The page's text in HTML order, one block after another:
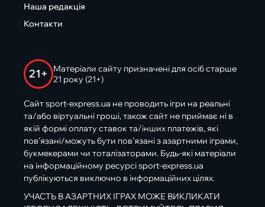
Наша редакція
Контакти
21+
Матеріали сайту призначені для осіб старше
21 року (21+)
Сайт sport-express.ua не проводить ігри на реальні
та/або віртуальні гроші, також сайт не приймає ні в
якій формі оплату ставок та/інших платежів, які
пов’язані/можуть бути пов’язані з азартними іграми,
букмекерами чи тоталізаторами. Будь-які матеріали
на інформаційному ресурсі sport-express.ua
публікуються виключно в інформаційних цілях.
УЧАСТЬ В АЗАРТНИХ ІГРАХ МОЖЕ ВИКЛИКАТИ